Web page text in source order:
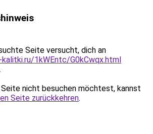
Seite versucht, dich an
1kWEntc/G0kCwqx.html
Seite nicht besuchen möchtest, kannst
Seite zurückkehren.